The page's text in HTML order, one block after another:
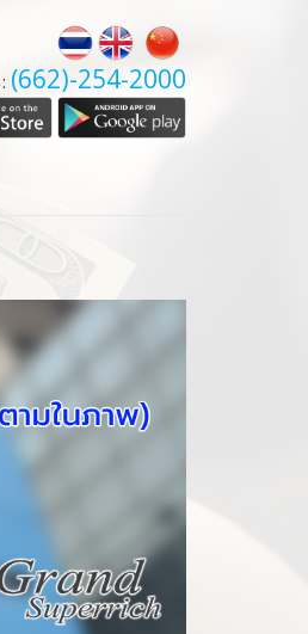
(662)-254-2000